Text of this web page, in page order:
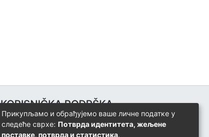
KORISNIČKA PODRŠKA
Univerzitetski računarski centar
+387 57 320 140
Прикупљамо и обрађујемо ваше личне податке у
следеће сврхе: Потврда идентитета, жељене
поставке, потврда и статистика.